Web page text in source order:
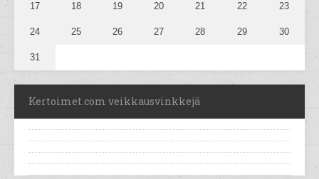
17 18 19 20 21 22 23
24 25 26 27 28 29 30
31
Kertoimet.com veikkausvinkkejä